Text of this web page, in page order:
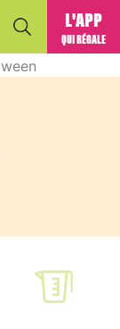
L'APP
QUI RÉGALE